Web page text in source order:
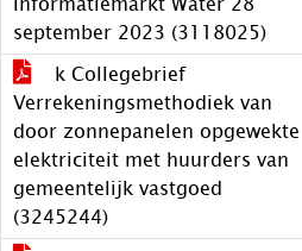
september 2023 (3118025)
k Collegebrief
Verrekeningsmethodiek van
door zonnepanelen opgewekte
elektriciteit met huurders van
gemeentelijk vastgoed
(3245244)